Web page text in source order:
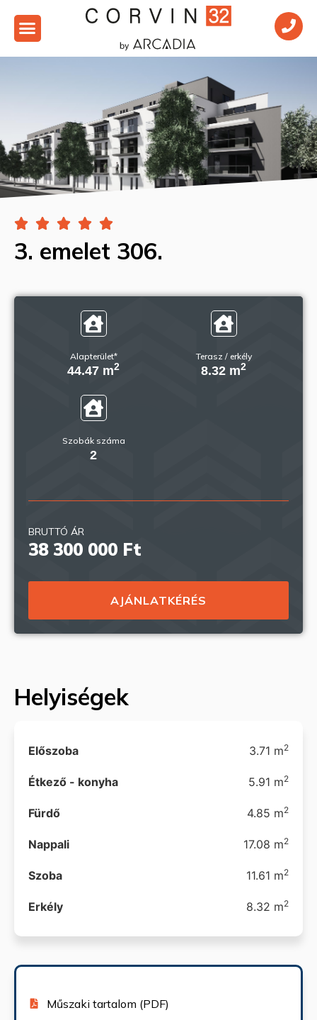
    
3. emelet 306.
Alapterület*
44.47 m2
Terasz / erkély
8.32 m2
Szobák száma
2
BRUTTÓ ÁR
38 300 000 Ft
AJÁNLATKÉRÉS
Helyiségek
Előszoba 3.71 m2
Étkező - konyha 5.91 m2
Fürdő 4.85 m2
Nappali 17.08 m2
Szoba 11.61 m2
Erkély 8.32 m2
Műszaki tartalom (PDF)